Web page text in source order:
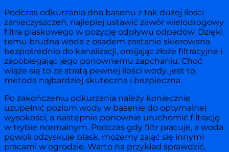
Podczas odkurzania dna basenu z tak dużej ilości
zanieczyszczeń, najlepiej ustawić zawór wielodrogowy
filtra piaskowego w pozycję odpływu odpadów. Dzięki
temu brudna woda z osadem zostanie skierowana
bezpośrednio do kanalizacji, omijając złoże filtracyjne i
zapobiegając jego ponownemu zapchaniu. Choć
wiąże się to ze stratą pewnej ilości wody, jest to
metoda najbardziej skuteczna i bezpieczna.
Po zakończeniu odkurzania należy koniecznie
uzupełnić poziom wody w basenie do optymalnej
wysokości, a następnie ponownie uruchomić filtrację
w trybie normalnym. Podczas gdy filtr pracuje, a woda
powoli odzyskuje blask, możemy zająć się innymi
pracami w ogrodzie. Warto na przykład sprawdzić,